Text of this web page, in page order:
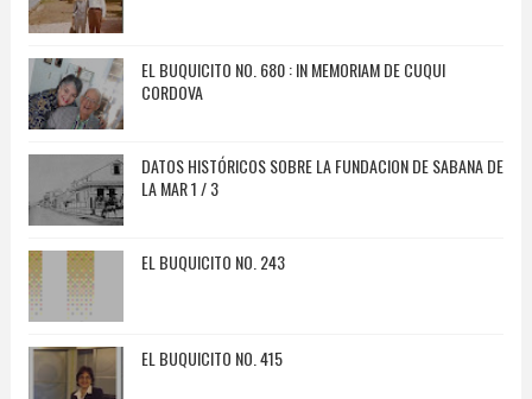
EL BUQUICITO NO. 680 : IN MEMORIAM DE CUQUI
CORDOVA
DATOS HISTÓRICOS SOBRE LA FUNDACION DE SABANA DE
LA MAR 1 / 3
EL BUQUICITO NO. 243
EL BUQUICITO NO. 415